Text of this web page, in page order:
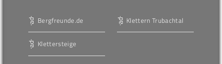
Bergfreunde.de
Klettersteige
Klettern Trubachtal